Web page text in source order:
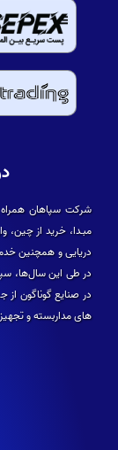
شرکت سپاهان همراه
مبـدا، خرید از چین،
در طی این سال­‌ها،
در صنایع گوناگون از
های مداربسته و